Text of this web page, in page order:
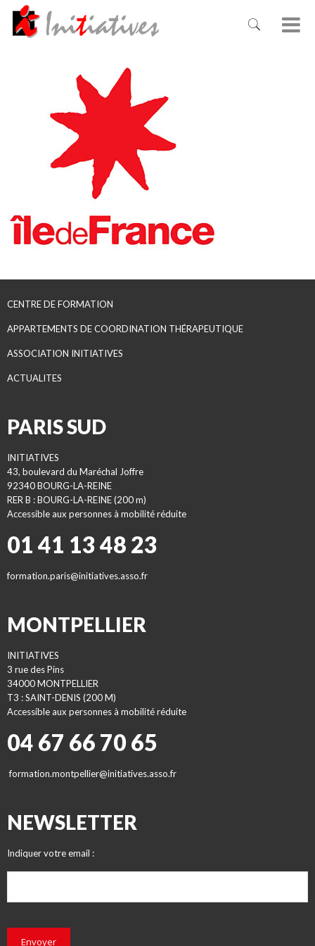
CENTRE DE FORMATION
APPARTEMENTS DE COORDINATION THÉRAPEUTIQUE
ASSOCIATION INITIATIVES
ACTUALITES
PARIS SUD
INITIATIVES
43, boulevard du Maréchal Joffre
92340 BOURG-LA-REINE
RER B : BOURG-LA-REINE (200 m)
Accessible aux personnes à mobilité réduite
01 41 13 48 23
formation.paris@initiatives.asso.fr
MONTPELLIER
INITIATIVES
3 rue des Pins
34000 MONTPELLIER
T3 : SAINT-DENIS (200 M)
Accessible aux personnes à mobilité réduite
04 67 66 70 65
formation.montpellier@initiatives.asso.fr
NEWSLETTER
Indiquer votre email :
Envoyer